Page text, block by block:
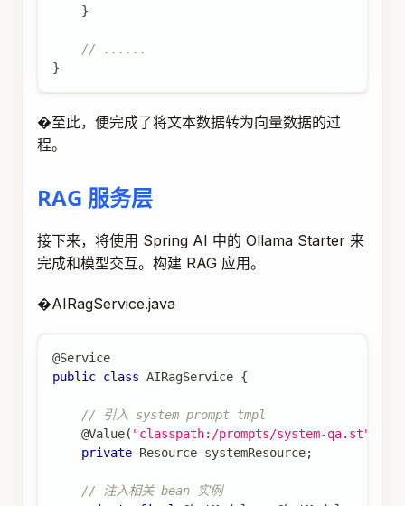
}
// ......
}
�至此，便完成了将文本数据转为向量数据的过
程。
RAG 服务层
接下来，将使用 Spring AI 中的 Ollama Starter 来
完成和模型交互。构建 RAG 应用。
�AIRagService.java
@Service
public class AIRagService {
// 引入 system prompt tmpl
@Value( "classpath:/prompts/system-qa.st"
private Resource systemResource;
// 注入相关 bean 实例